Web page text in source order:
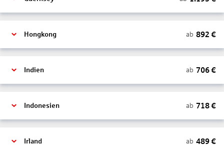
Hongkong ab 892 €
Indien ab 706€
Indonesien ab 718€
Irland ab 489€